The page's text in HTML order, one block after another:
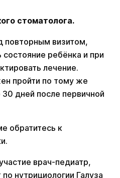
стоматолога.
повторным визитом,
ребёнка и при
лечение.
пройти по тому же
дней после первичной
обратитесь к
врач-педиатр,
нутрициологии Галуза